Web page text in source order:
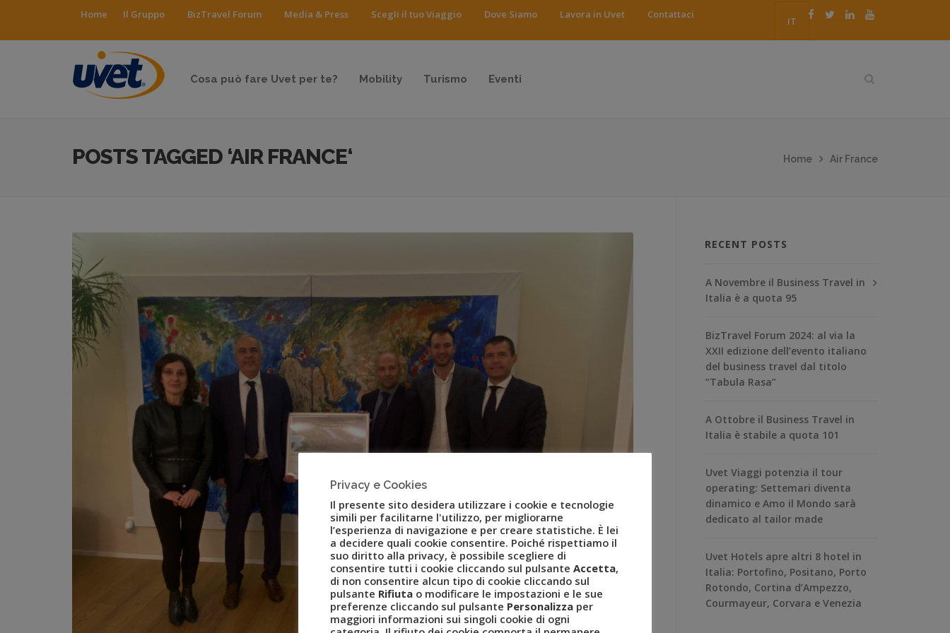
IT
Home Il Gruppo BizTravel Forum Media & Press Scegli il tuo Viaggio Dove Siamo Lavora in Uvet Contattaci
Cosa può fare Uvet per te? Mobility Turismo Eventi
POSTS TAGGED ‘AIR FRANCE‘ Home Air France
RECENT POSTS
A Novembre il Business Travel in
Italia è a quota 95
BizTravel Forum 2024: al via la
XXII edizione dell’evento italiano
del business travel dal titolo
“Tabula Rasa”
A Ottobre il Business Travel in
Italia è stabile a quota 101
Uvet Viaggi potenzia il tour
operating: Settemari diventa
dinamico e Amo il Mondo sarà
dedicato al tailor made
Uvet Hotels apre altri 8 hotel in
Italia: Portofino, Positano, Porto
Rotondo, Cortina d’Ampezzo,
Courmayeur, Corvara e Venezia
Privacy e Cookies
Il presente sito desidera utilizzare i cookie e tecnologie
simili per facilitarne l'utilizzo, per migliorarne
l’esperienza di navigazione e per creare statistiche. È lei
a decidere quali cookie consentire. Poiché rispettiamo il
suo diritto alla privacy, è possibile scegliere di
consentire tutti i cookie cliccando sul pulsante Accetta,
di non consentire alcun tipo di cookie cliccando sul
pulsante Rifiuta o modificare le impostazioni e le sue
preferenze cliccando sul pulsante Personalizza per
maggiori informazioni sui singoli cookie di ogni